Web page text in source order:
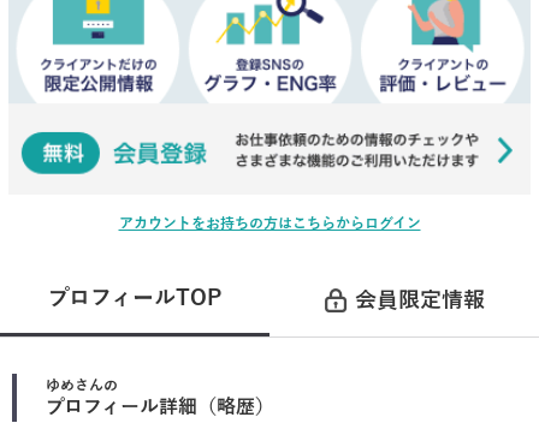
アカウントをお持ちの方はこちらからログイン
プロフィールTOP 会員限定情報
ゆめ さんの
プロフィール詳細（略歴）